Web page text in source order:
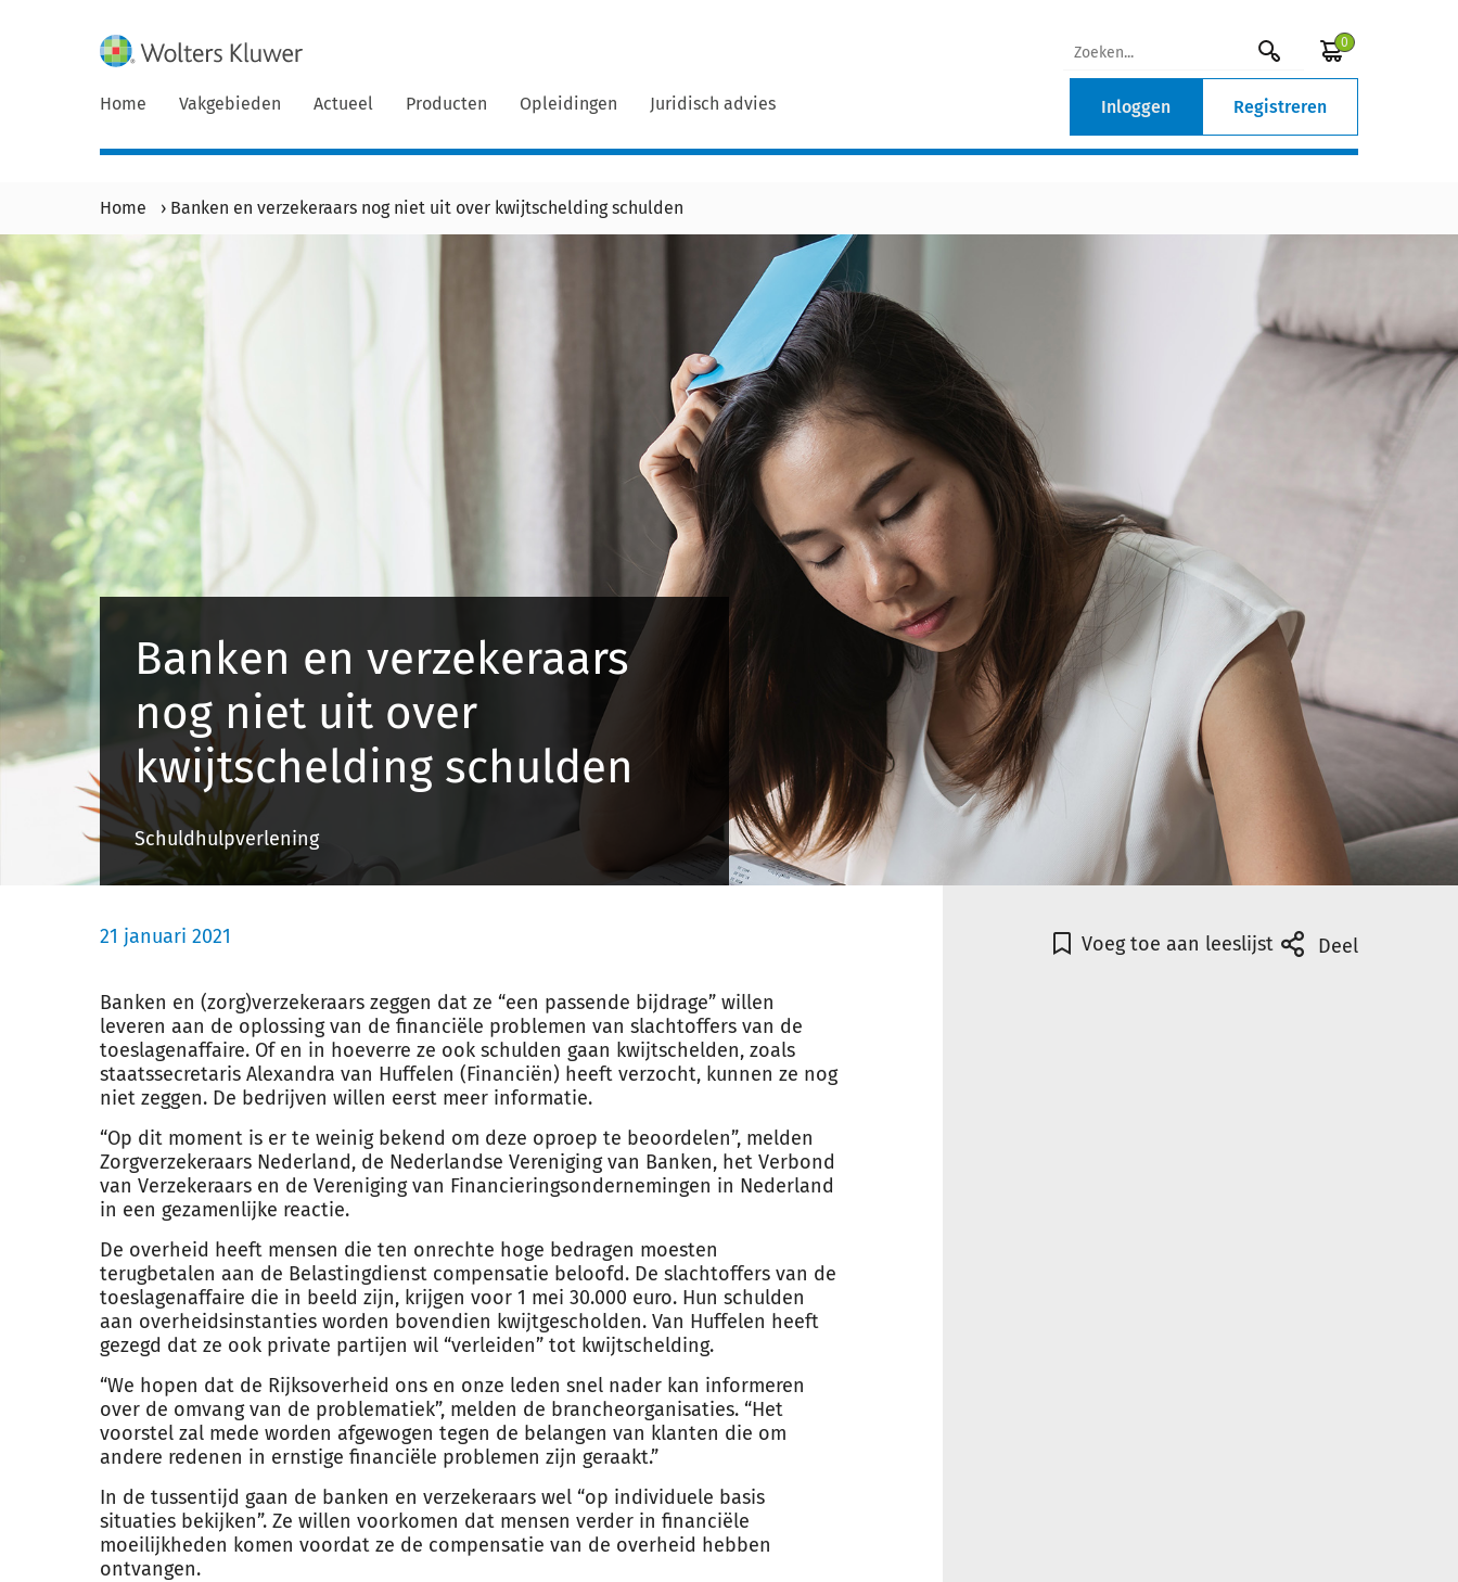
0
Home Vakgebieden Actueel Producten Opleidingen Juridisch advies Inloggen Registreren
Home › Banken en verzekeraars nog niet uit over kwijtschelding schulden
Banken en verzekeraars
nog niet uit over
kwijtschelding schulden
Schuldhulpverlening
21 januari 2021
Banken en (zorg)verzekeraars zeggen dat ze “een passende bijdrage” willen
leveren aan de oplossing van de financiële problemen van slachtoffers van de
toeslagenaffaire. Of en in hoeverre ze ook schulden gaan kwijtschelden, zoals
staatssecretaris Alexandra van Huffelen (Financiën) heeft verzocht, kunnen ze nog
niet zeggen. De bedrijven willen eerst meer informatie.
“Op dit moment is er te weinig bekend om deze oproep te beoordelen”, melden
Zorgverzekeraars Nederland, de Nederlandse Vereniging van Banken, het Verbond
van Verzekeraars en de Vereniging van Financieringsondernemingen in Nederland
in een gezamenlijke reactie.
De overheid heeft mensen die ten onrechte hoge bedragen moesten
terugbetalen aan de Belastingdienst compensatie beloofd. De slachtoffers van de
toeslagenaffaire die in beeld zijn, krijgen voor 1 mei 30.000 euro. Hun schulden
aan overheidsinstanties worden bovendien kwijtgescholden. Van Huffelen heeft
gezegd dat ze ook private partijen wil “verleiden” tot kwijtschelding.
“We hopen dat de Rijksoverheid ons en onze leden snel nader kan informeren
over de omvang van de problematiek”, melden de brancheorganisaties. “Het
voorstel zal mede worden afgewogen tegen de belangen van klanten die om
andere redenen in ernstige financiële problemen zijn geraakt.”
In de tussentijd gaan de banken en verzekeraars wel “op individuele basis
situaties bekijken”. Ze willen voorkomen dat mensen verder in financiële
moeilijkheden komen voordat ze de compensatie van de overheid hebben
ontvangen.
Voeg toe aan leeslijst Deel